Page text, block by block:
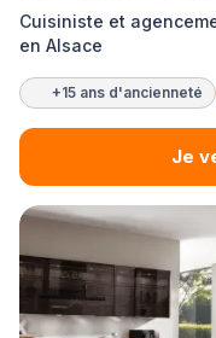
Cuisiniste et
en Alsace
+15 ans d'ancienneté
Je